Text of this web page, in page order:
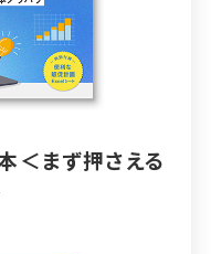
＜まず押さえる